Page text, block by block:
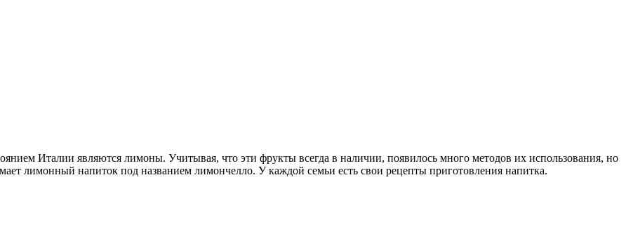
Италии являются лимоны. Учитывая, что эти фрукты всегда в наличии, появилось много методов их использования, но
лимонный напиток под названием лимончелло. У каждой семьи есть свои рецепты приготовления напитка.